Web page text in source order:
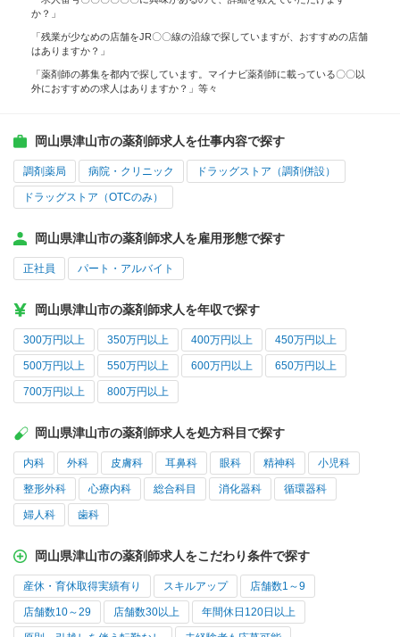
か？」
「残業が少なめの店舗をJR〇〇線の沿線で探していますが、おすすめの店舗
はありますか？」
「薬剤師の募集を都内で探しています。マイナビ薬剤師に載っている〇〇以
外におすすめの求人はありますか？」等々
岡山県津山市の薬剤師求人を仕事内容で探す
調剤薬局 病院・クリニック ドラッグストア（調剤併設）
ドラッグストア（OTCのみ）
岡山県津山市の薬剤師求人を雇用形態で探す
正社員 パート・アルバイト
岡山県津山市の薬剤師求人を年収で探す
300万円以上 350万円以上 400万円以上 450万円以上
500万円以上 550万円以上 600万円以上 650万円以上
700万円以上 800万円以上
岡山県津山市の薬剤師求人を処方科目で探す
内科 外科 皮膚科 耳鼻科 眼科 精神科 小児科
整形外科 心療内科 総合科目 消化器科 循環器科
婦人科 歯科
岡山県津山市の薬剤師求人をこだわり条件で探す
産休・育休取得実績有り スキルアップ 店舗数1～9
店舗数10～29 店舗数30以上 年間休日120日以上